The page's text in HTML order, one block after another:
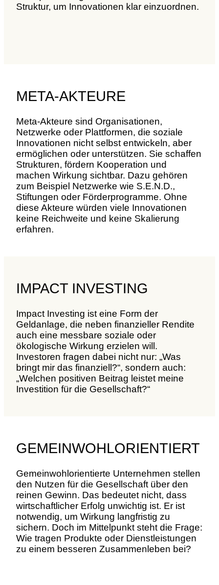
Struktur, um Innovationen klar einzuordnen.
META-AKTEURE
Meta-Akteure sind Organisationen,
Netzwerke oder Plattformen, die soziale
Innovationen nicht selbst entwickeln, aber
ermöglichen oder unterstützen. Sie schaffen
Strukturen, fördern Kooperation und
machen Wirkung sichtbar. Dazu gehören
zum Beispiel Netzwerke wie S.E.N.D.,
Stiftungen oder Förderprogramme. Ohne
diese Akteure würden viele Innovationen
keine Reichweite und keine Skalierung
erfahren.
IMPACT INVESTING
Impact Investing ist eine Form der
Geldanlage, die neben finanzieller Rendite
auch eine messbare soziale oder
ökologische Wirkung erzielen will.
Investoren fragen dabei nicht nur: „Was
bringt mir das finanziell?“, sondern auch:
„Welchen positiven Beitrag leistet meine
Investition für die Gesellschaft?“
GEMEINWOHLORIENTIERT
Gemeinwohlorientierte Unternehmen stellen
den Nutzen für die Gesellschaft über den
reinen Gewinn. Das bedeutet nicht, dass
wirtschaftlicher Erfolg unwichtig ist. Er ist
notwendig, um Wirkung langfristig zu
sichern. Doch im Mittelpunkt steht die Frage:
Wie tragen Produkte oder Dienstleistungen
zu einem besseren Zusammenleben bei?